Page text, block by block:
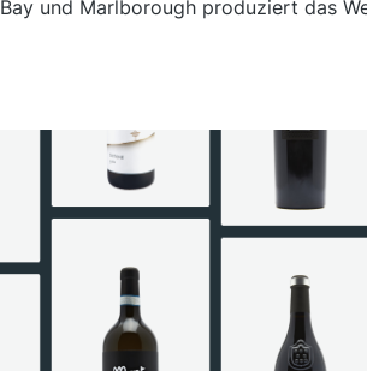
Bay und Marlborough produziert das